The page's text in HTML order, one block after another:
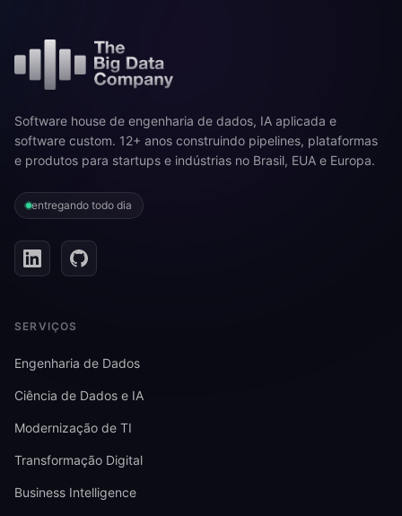
Software house de engenharia de dados, IA aplicada e
software custom. 12+ anos construindo pipelines, plataformas
e produtos para startups e indústrias no Brasil, EUA e Europa.
entregando todo dia
SERVIÇOS
Engenharia de Dados
Ciência de Dados e IA
Modernização de TI
Transformação Digital
Business Intelligence